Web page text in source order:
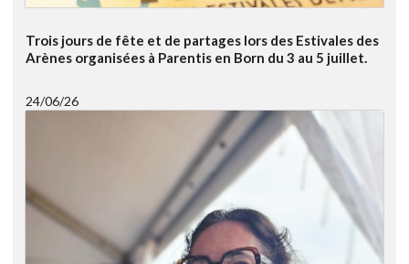
Trois jours de fête et de partages lors des Estivales des
Arènes organisées à Parentis en Born du 3 au 5 juillet.
24/06/26